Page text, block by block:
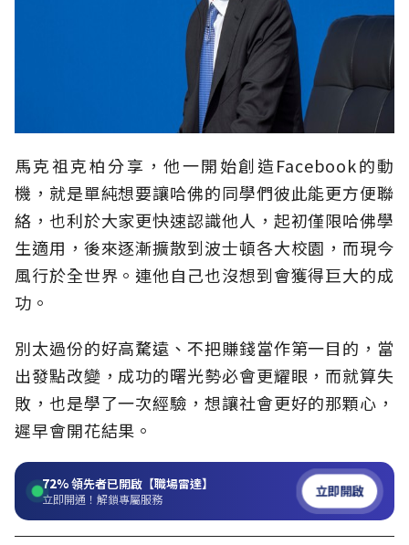
馬克祖克柏分享，他一開始創造Facebook的動
機，就是單純想要讓哈佛的同學們彼此能更方便聯
絡，也利於大家更快速認識他人，起初僅限哈佛學
生適用，後來逐漸擴散到波士頓各大校園，而現今
風行於全世界。連他自己也沒想到會獲得巨大的成
功。
別太過份的好高騖遠、不把賺錢當作第一目的，當
出發點改變，成功的曙光勢必會更耀眼，而就算失
敗，也是學了一次經驗，想讓社會更好的那顆心，
遲早會開花結果。
72%領先者已開啟【職場雷達】
立即開通！解鎖專屬服務 立即開啟